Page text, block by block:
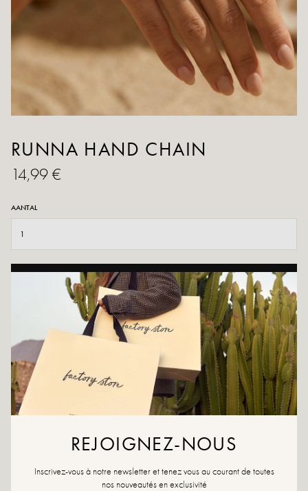
RUNNA HAND CHAIN
14,99 €
AANTAL
TOEVOEGEN AAN WINKELWAGEN
AAN WENSLIJST TOEVOEGEN
De Runna-handketting verbindt op subtiele wijze de armband en de
ring voor een verfijnde look. Fijn en glanzend, siert de ketting de
hand met een ingetogen sprankeling, ideaal voor de zomer of een
avondje uit.
Dunne handketting die vinger en pols verbindt
Verstelbare sluiting
100% waterbestendig
REJOIGNEZ-NOUS
Inscrivez-vous à notre newsletter et tenez vous au courant de toutes
nos nouveautés en exclusivité